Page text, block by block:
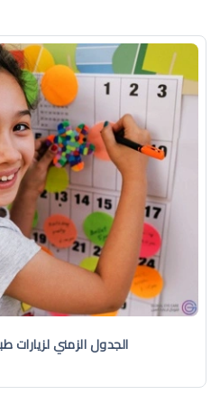
الجدول الزمني لزيارات